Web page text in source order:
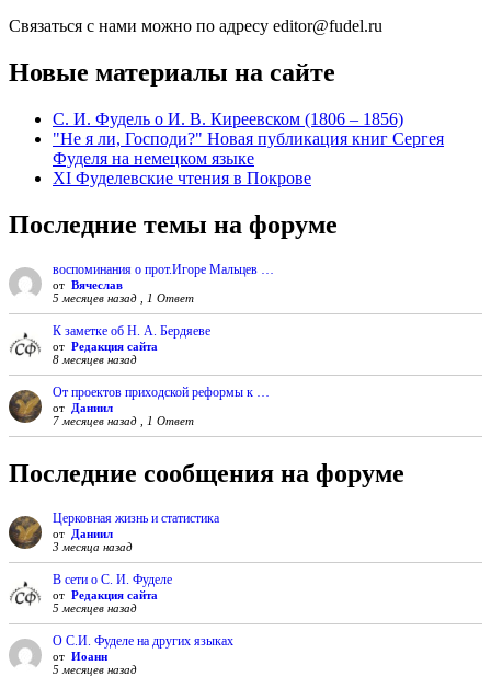
Связаться с нами можно по адресу editor@fudel.ru
Новые материалы на сайте
С. И. Фудель о И. В. Киреевском (1806 ‒ 1856)
"Не я ли, Господи?" Новая публикация книг Сергея
Фуделя на немецком языке
XI Фуделевские чтения в Покрове
Последние темы на форуме
воспоминания о прот.Игоре Мальцев …
от Вячеслав
5 месяцев назад , 1 Ответ
К заметке об Н. А. Бердяеве
от Редакция сайта
8 месяцев назад
От проектов приходской реформы к …
от Даниил
7 месяцев назад , 1 Ответ
Последние сообщения на форуме
Церковная жизнь и статистика
от Даниил
3 месяца назад
В сети о С. И. Фуделе
от Редакция сайта
5 месяцев назад
О С.И. Фуделе на других языках
от Иоанн
5 месяцев назад